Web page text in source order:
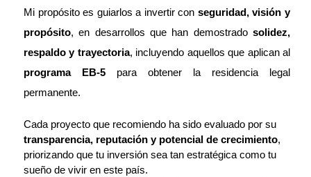
3. La revalorización es
más sólida cuando la
marca es fuerte
El mercado confía más en:
empresas serias
Mi propósito es guiarlos a invertir con seguridad, visión y
propósito, en desarrollos que han demostrado solidez,
respaldo y trayectoria
programa EB-5 para obtener la residencia legal
permanente.
transparencia, reputación y potencial de crecimiento,
priorizando que tu inversión sea tan estratégica como tu
sueño de vivir en este país.